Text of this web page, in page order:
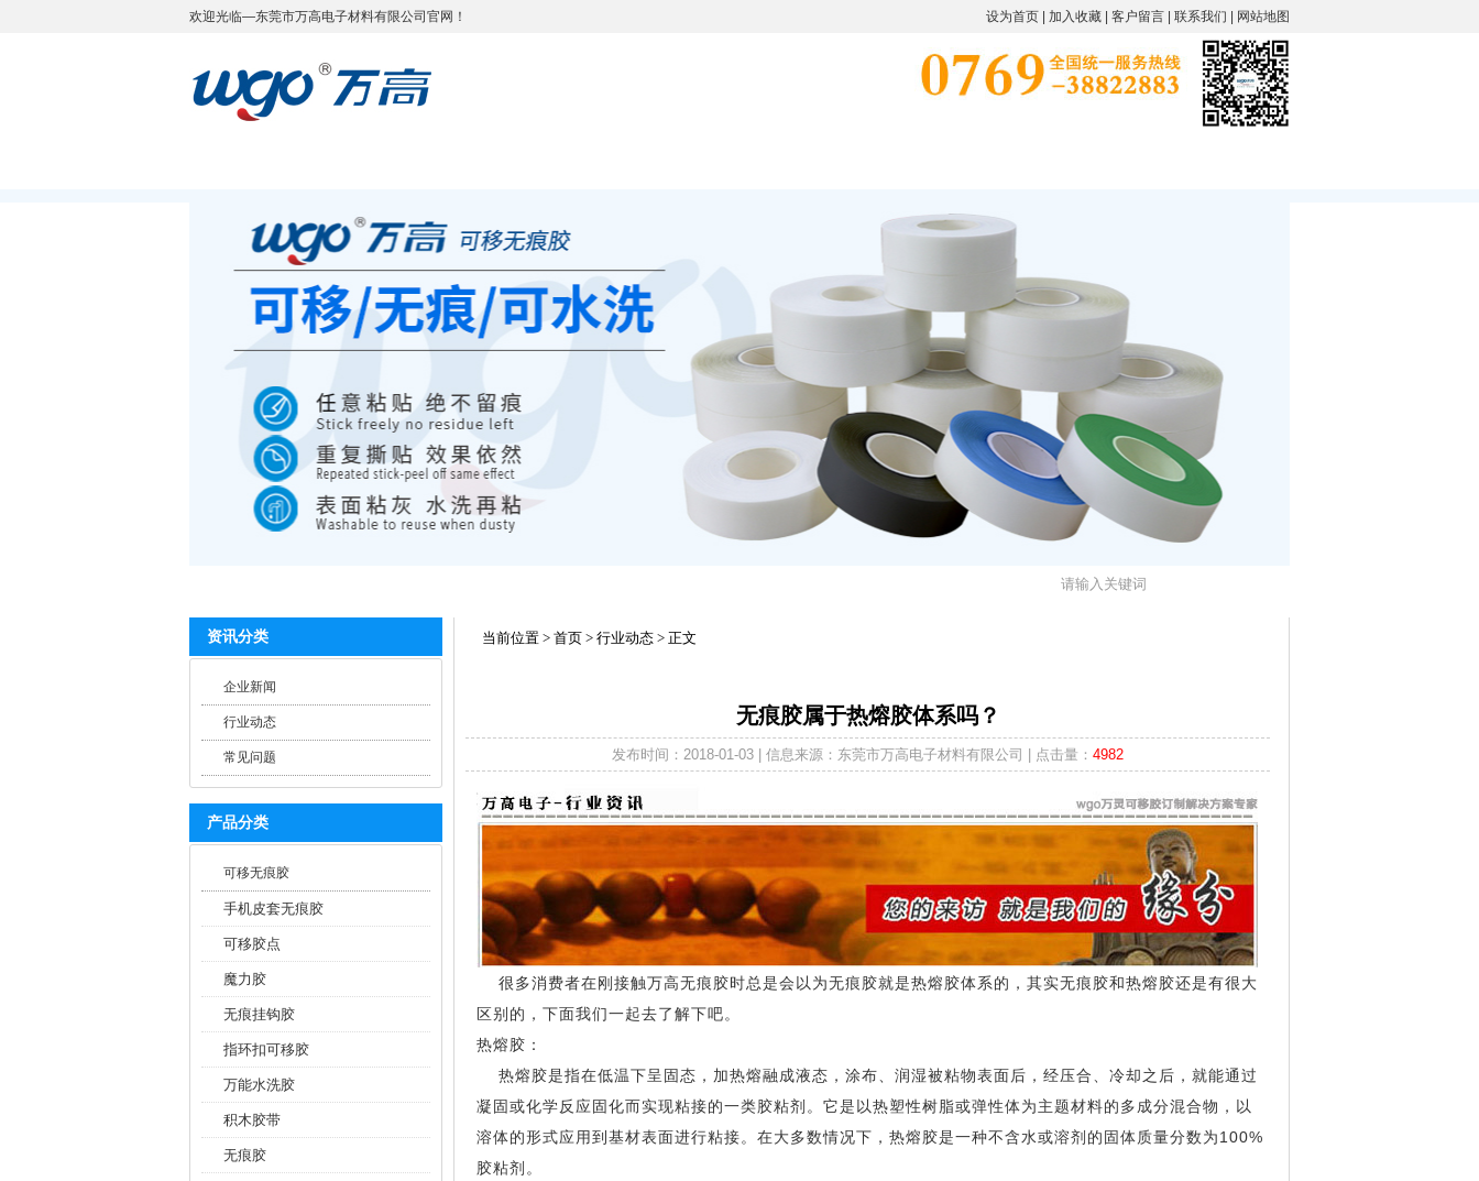
欢迎光临—东莞市万高电子材料有限公司官网！ 设为首页 加入收藏 客户留言 联系我们 网站地图
资讯分类
企业新闻
行业动态
常见问题
产品分类
可移无痕胶
手机皮套无痕胶
可移胶点
魔力胶
无痕挂钩胶
指环扣可移胶
万能水洗胶
积木胶带
无痕胶
当前位置 > 首页 > 行业动态 > 正文
无痕胶属于热熔胶体系吗？
发布时间：2018-01-03 | 信息来源：东莞市万高电子材料有限公司 | 点击量： 4982
很多消费者在刚接触万高无痕胶时总是会以为无痕胶就是热熔胶体系的，其实无痕胶和热熔胶还是有很大
区别的，下面我们一起去了解下吧。
热熔胶：
热熔胶是指在低温下呈固态，加热熔融成液态，涂布、润湿被粘物表面后，经压合、冷却之后，就能通过
凝固或化学反应固化而实现粘接的一类胶粘剂。它是以热塑性树脂或弹性体为主题材料的多成分混合物，以
溶体的形式应用到基材表面进行粘接。在大多数情况下，热熔胶是一种不含水或溶剂的固体质量分数为100%
胶粘剂。